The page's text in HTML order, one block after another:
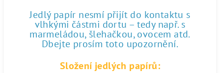
Jedlý papír nesmí přijít do kontaktu s
vlhkými částmi dortu – tedy např. s
marmeládou, šlehačkou, ovocem atd.
Dbejte prosím toto upozornění.
Složení jedlých papírů: